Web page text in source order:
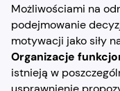
Możliwościami na
podejmowanie
motywacji jako siły
Organizacje
istnieją w